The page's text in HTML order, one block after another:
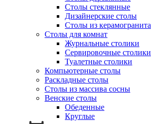
Столы стеклянные
Дизайнерские столы
Столы из керамогранита
Столы для комнат
Журнальные столики
Сервировочные столики
Туалетные столики
Компьютерные столы
Раскладные столы
Столы из массива сосны
Венские столы
Обеденные
Круглые